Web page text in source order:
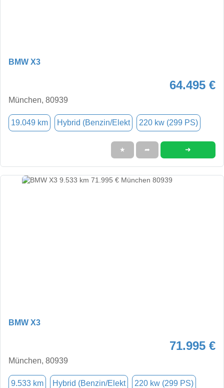
BMW X3
64.495 €
München, 80939
19.049 km Hybrid (Benzin/Elekt 220 kw (299 PS)
★ ➦ ➜
BMW X3
71.995 €
München, 80939
9.533 km Hybrid (Benzin/Elekt 220 kw (299 PS)